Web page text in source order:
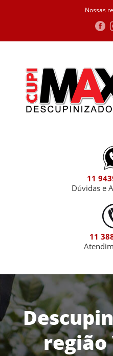
Nossas
11
Dúvidas e
11
região